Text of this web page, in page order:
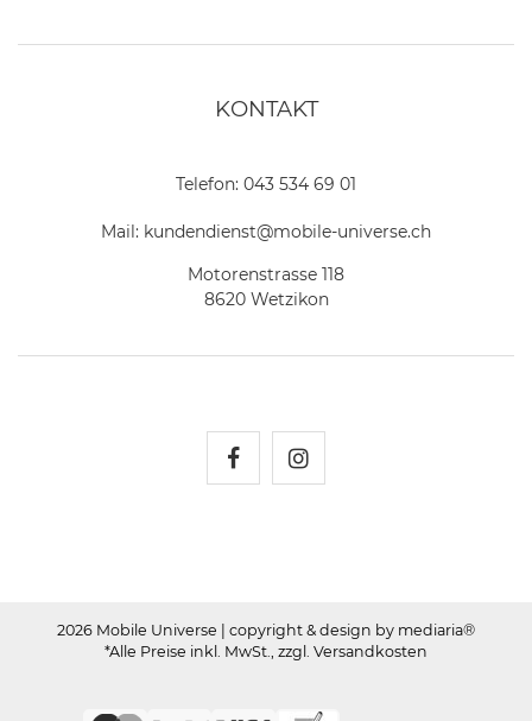
KONTAKT
Telefon: 043 534 69 01
Mail: kundendienst@mobile-universe.ch
Motorenstrasse 118
8620 Wetzikon
2026 Mobile Universe | copyright & design by mediaria®
*Alle Preise inkl. MwSt., zzgl. Versandkosten